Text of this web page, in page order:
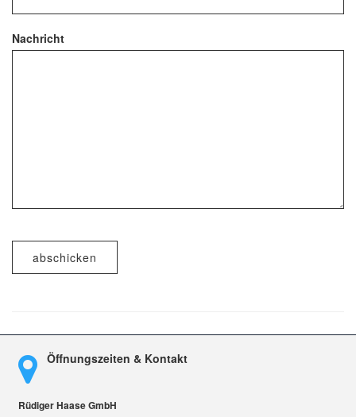
Nachricht
abschicken
Öffnungszeiten & Kontakt
Rüdiger Haase GmbH